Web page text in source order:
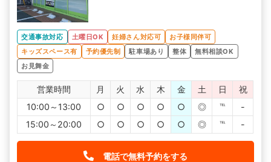
交通事故対応 土曜日OK 妊婦さん対応可
お子様同伴可
キッズスペース有
予約優先制 駐車場あり 整体
無料相談OK
お見舞金
営業時間 月 火 水 木 金 土 日
祝
10:00～13:00
○ ○ ○ ○ ○ ◎ ℡
-
15:00～20:00
○ ○ ○ ○ ○ ◎ ℡ -
電話で無料予約をする